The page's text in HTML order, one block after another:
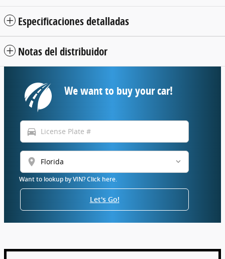
Especificaciones detalladas
Notas del distribuidor
We want to buy your car!
directions_car
location_on
Want to lookup by VIN? Click here.
Let's Go!